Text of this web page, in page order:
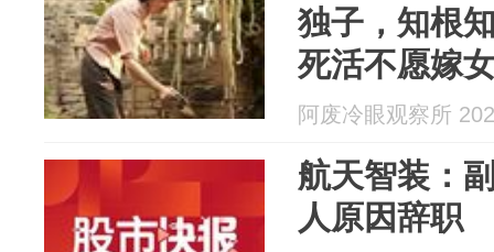
独子，知根
死活不愿嫁
阿废冷眼观察所
航天智装：
人原因辞职